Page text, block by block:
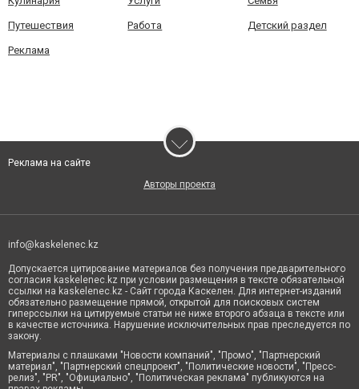
Путешествия Работа Детский раздел
Реклама
Реклама на сайте
Авторы проекта
info@kaskelenec.kz
Допускается цитирование материалов без получения предварительного
согласия kaskelenec.kz при условии размещения в тексте обязательной
ссылки на kaskelenec.kz - Сайт города Каскелен. Для интернет-изданий
обязательно размещение прямой, открытой для поисковых систем
гиперссылки на цитируемые статьи не ниже второго абзаца в тексте или
в качестве источника. Нарушение исключительных прав преследуется по
закону.
Материалы с плашками "Новости компаний", "Промо", "Партнерский
материал", "Партнерский спецпроект", "Политические новости", "Пресс-
релиз", "PR", "Официально", "Политическая реклама" публикуются на